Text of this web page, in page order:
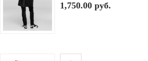
1,750.00 руб.